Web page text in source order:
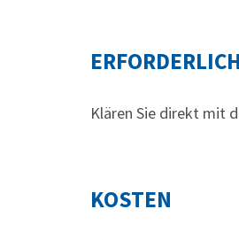
Klären Sie direkt mit
KOSTEN